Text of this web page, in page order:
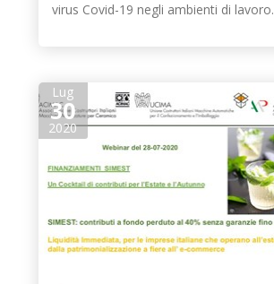
virus Covid-19 negli ambienti di lavoro.
Lug
30
2020